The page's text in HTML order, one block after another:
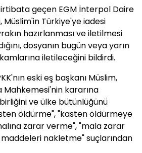
irtibata geçen EGM İnterpol Daire
Müslim'in Türkiye'ye iadesi
hazırlanması ve iletilmesi
dosyanın bugün veya yarın
iletileceğini bildirdi.
eski eş başkanı Müslim,
Mahkemesi'nin kararına
ve ülke bütünlüğünü
öldürme", "kasten öldürmeye
zarar verme", "mala zarar
nakletme" suçlarından